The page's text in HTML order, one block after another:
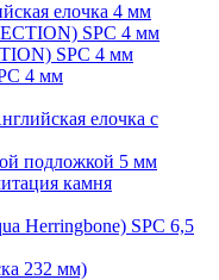
елочка 4 мм
SPC 4 мм
SPC 4 мм
4 мм
елочка с
подложкой 5 мм
камня
Herringbone) SPC 6,5
232 мм)